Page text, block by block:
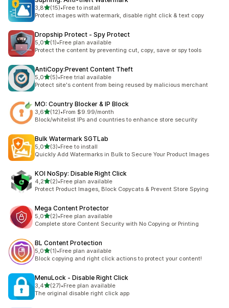
3,8na 5 gwiazdek
(15)
Łączna liczba recenzji: 15
•Free to install
Protect images with watermark, disable right click & text copy
Dropship Protect ‑ Spy Protect
5,0na 5 gwiazdek
(1)
Łączna liczba recenzji: 1
•Free plan available
Protect the content by preventing cut, copy, save or spy tools
AntiCopy:Prevent Content Theft
5,0na 5 gwiazdek
(5)
Łączna liczba recenzji: 5
•Free trial available
Protect site's content from being reused by malicious merchant
MO: Country Blocker & IP Block
3,6na 5 gwiazdek
(12)
Łączna liczba recenzji: 12
•From $9.99/month
Block/whitelist IPs and countries to enhance store security
Bulk Watermark SGTLab
5,0na 5 gwiazdek
(3)
Łączna liczba recenzji: 3
•Free to install
Quickly Add Watermarks in Bulk to Secure Your Product Images
KOI NoSpy: Disable Right Click
4,2na 5 gwiazdek
(2)
Łączna liczba recenzji: 2
•Free plan available
Protect Product Images, Block Copycats & Prevent Store Spying
Mega Content Protector
5,0na 5 gwiazdek
(2)
Łączna liczba recenzji: 2
•Free plan available
Complete store Content Security with No Copying or Printing
BL Content Protection
5,0na 5 gwiazdek
(1)
Łączna liczba recenzji: 1
•Free plan available
Block copying and right click actions to protect your content!
MenuLock ‑ Disable Right Click
3,4na 5 gwiazdek
(27)
Łączna liczba recenzji: 27
•Free plan available
The original disable right click app